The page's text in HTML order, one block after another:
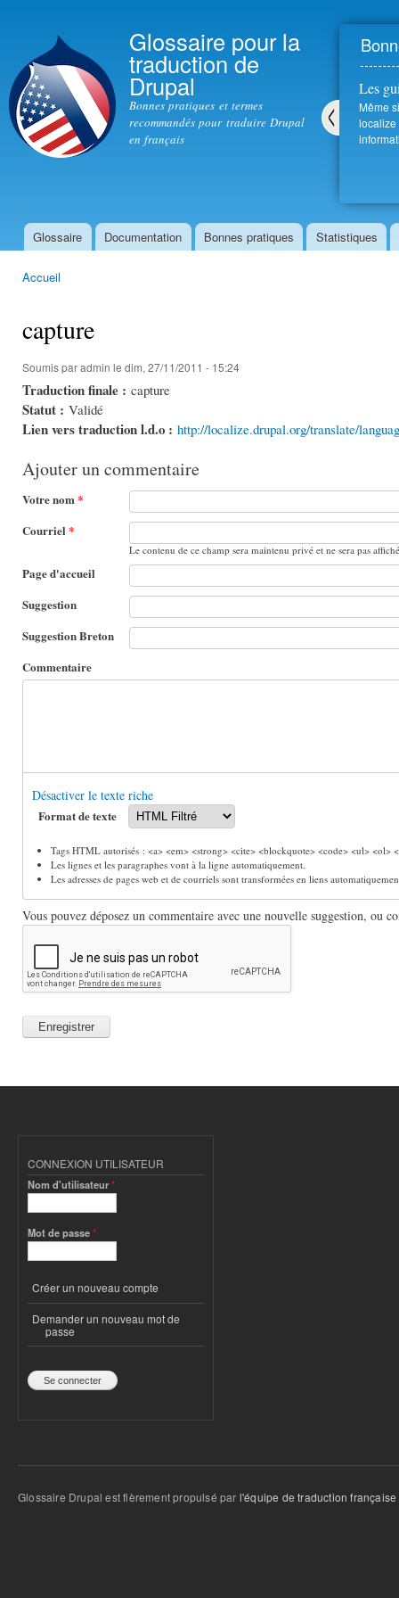
Glossaire pour la
traduction de
Drupal
Bonnes pratiques et termes
recommandés pour traduire Drupal
en français
Les
Même
localize
Menu principal
Glossaire Documentation Bonnes pratiques Statistiques
Accueil
capture
Soumis paradmin le dim, 27/11/2011 - 15:24
Traduction finale : capture
Statut : Validé
Lien vers traduction l.d.o : http://localize.drupal.org/translate/
Ajouter un commentaire
Votre nom*
Courriel *
Le contenu de ce champ sera maintenu privé et ne sera pas
Page d'accueil
Suggestion
Suggestion Breton
Commentaire
Désactiver le texte riche
Format de texte
Tags HTML autorisés : <a> <em> <strong> <cite> <blockquote> <code> <ul>
Les lignes et les paragraphes vont à la ligne automatiquement.
Les adresses de pages web et de courriels sont transformées en liens
Vous pouvez déposez un commentaire avec une nouvelle suggestion, ou
CONNEXION UTILISATEUR
Nom d'utilisateur*
Mot de passe*
Créer un nouveau compte
Demander un nouveau mot de
passe
Glossaire Drupal est fièrement propulsé par l'équipe de traduction française